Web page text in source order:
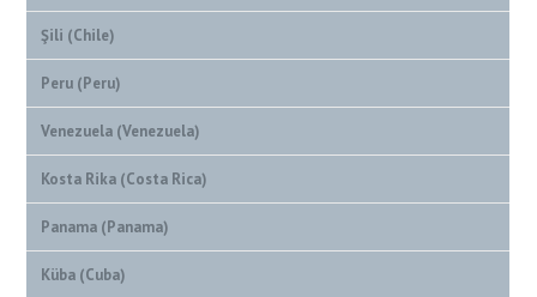
Şili (Chile)
Peru (Peru)
Venezuela (Venezuela)
Kosta Rika (Costa Rica)
Panama (Panama)
Küba (Cuba)